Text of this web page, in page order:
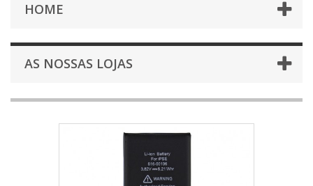
HOME
AS NOSSAS LOJAS